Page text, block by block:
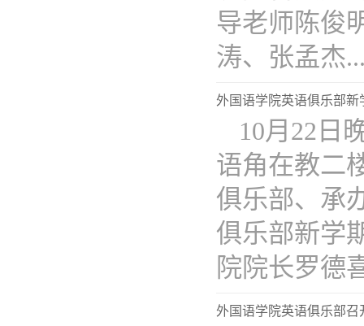
导老师陈俊
涛、张孟杰
外国语学院英语俱乐部
10月22日
语角在教二
俱乐部、承
俱乐部新学
院院长罗德
外国语学院英语俱乐部召